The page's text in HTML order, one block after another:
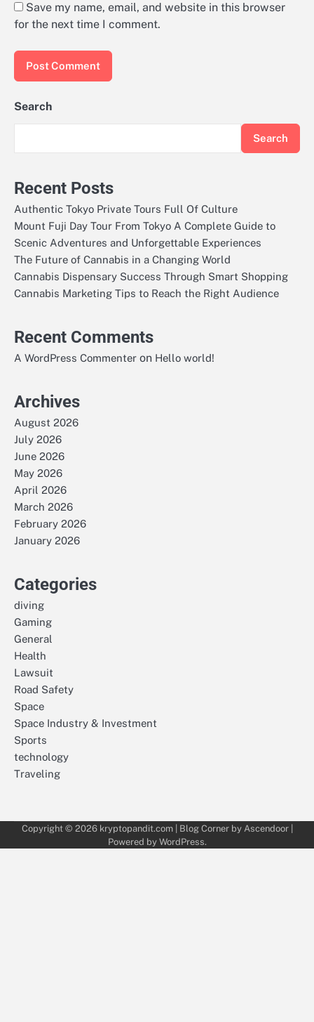
Save my name, email, and website in this browser
for the next time I comment.
Search
Search
Recent Posts
Authentic Tokyo Private Tours Full Of Culture
Mount Fuji Day Tour From Tokyo A Complete Guide to
Scenic Adventures and Unforgettable Experiences
The Future of Cannabis in a Changing World
Cannabis Dispensary Success Through Smart Shopping
Cannabis Marketing Tips to Reach the Right Audience
Recent Comments
A WordPress Commenter on Hello world!
Archives
August 2026
July 2026
June 2026
May 2026
April 2026
March 2026
February 2026
January 2026
Categories
diving
Gaming
General
Health
Lawsuit
Road Safety
Space
Space Industry & Investment
Sports
technology
Traveling
Copyright © 2026 kryptopandit.com| Blog Corner by Ascendoor|
Powered by WordPress.